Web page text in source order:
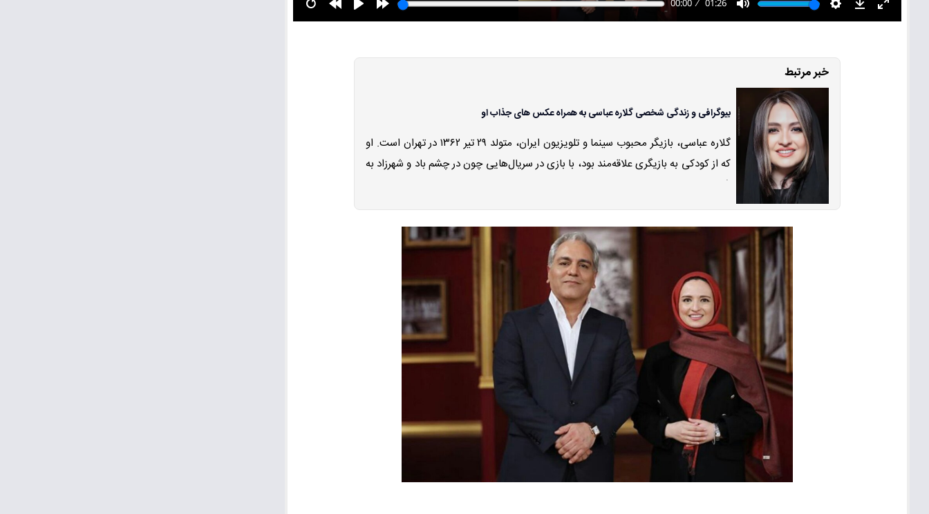
خبر مرتبط
بیوگرافی و زندگی شخصی گلاره عباسی به همراه عکس های جذاب او
گلاره عباسی، بازیگر محبوب سینما و تلویزیون ایران، متولد ۲۹ تیر ۱۳۶۲ در تهران است. او
که از کودکی به بازیگری علاقه‌مند بود، با بازی در سریال‌هایی چون در چشم باد و شهرزاد به
شهرت رسید.